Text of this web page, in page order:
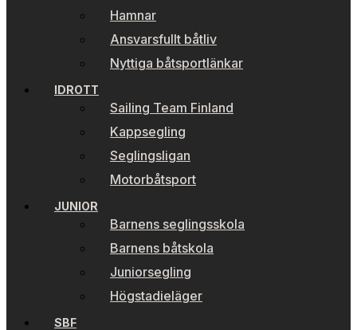
Hamnar
Ansvarsfullt båtliv
Nyttiga båtsportlänkar
IDROTT
Sailing Team Finland
Kappsegling
Seglingsligan
Motorbåtsport
JUNIOR
Barnens seglingsskola
Barnens båtskola
Juniorsegling
Högstadieläger
SBF